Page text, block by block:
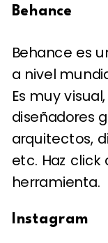
Behance
Behance es
a nivel
Es muy
diseñadores
arquitectos,
etc. Haz click
herramienta.
Instagram